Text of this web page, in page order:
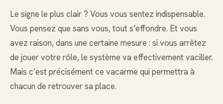
Le signe le plus clair ? Vous vous sentez indispensable.
Vous pensez que sans vous, tout s’effondre. Et vous
avez raison, dans une certaine mesure : si vous arrêtez
de jouer votre rôle, le système va effectivement vaciller.
Mais c’est précisément ce vacarme qui permettra à
chacun de retrouver sa place.